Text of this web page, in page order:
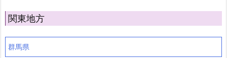
関東地方
群馬県